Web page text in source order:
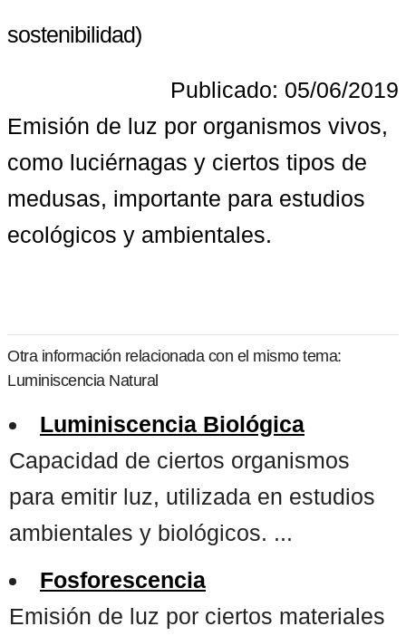
sostenibilidad)
Publicado: 05/06/2019
Emisión de luz por organismos vivos,
como luciérnagas y ciertos tipos de
medusas, importante para estudios
ecológicos y ambientales.
Otra información relacionada con el mismo tema:
Luminiscencia Natural
Luminiscencia Biológica
Capacidad de ciertos organismos
para emitir luz, utilizada en estudios
ambientales y biológicos. ...
Fosforescencia
Emisión de luz por ciertos materiales